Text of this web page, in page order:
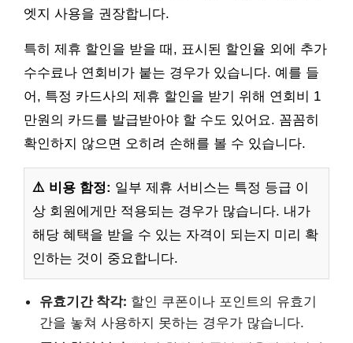
엣지 사용을 권장합니다.
특히 제휴 할인을 받을 때, 표시된 할인율 외에 추가
수수료나 연회비가 붙는 경우가 있습니다. 예를 들
어, 특정 카드사의 제휴 할인을 받기 위해 연회비 1
만원의 카드를 발급받아야 할 수도 있어요. 꼼꼼히
확인하지 않으면 오히려 손해를 볼 수 있습니다.
⚠️ 비용 함정: 일부 제휴 서비스는 특정 등급 이
상 회원에게만 적용되는 경우가 많습니다. 내가
해당 혜택을 받을 수 있는 자격이 되는지 미리 확
인하는 것이 중요합니다.
유효기간 착각: 할인 쿠폰이나 포인트의 유효기
간을 놓쳐 사용하지 못하는 경우가 많습니다.